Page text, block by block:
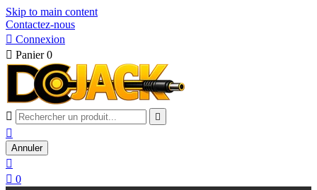
Skip to main content
Contactez-nous
 Connexion
 Panier 0
 

Annuler

 0